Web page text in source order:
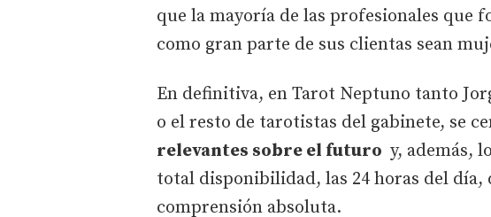
que la mayoría de las profesionales que
como gran parte de sus clientas sean
En definitiva, en Tarot Neptuno tanto
o el resto de tarotistas del gabinete, se
relevantes sobre el futuro y, además,
total disponibilidad, las 24 horas del día,
comprensión absoluta.